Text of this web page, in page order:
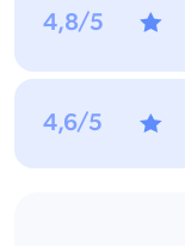
4,8/5
4,6/5